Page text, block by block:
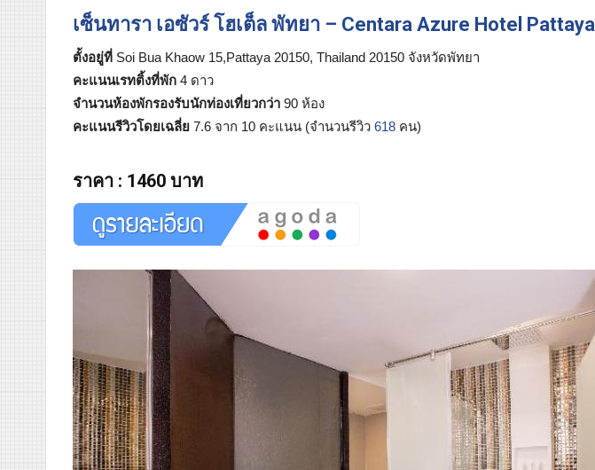
เซ็นทารา เอซัวร์ โฮเต็ล พัทยา – Centara Azure Hotel Pattaya
ตั้งอยู่ที่ Soi Bua Khaow 15,Pattaya 20150, Thailand 20150 จังหวัดพัทยา
คะแนนเรทติ้งที่พัก 4 ดาว
จำนวนห้องพักรองรับนักท่องเที่ยวกว่า 90 ห้อง
คะแนนรีวิวโดยเฉลี่ย 7.6 จาก 10 คะแนน (จำนวนรีวิว 618 คน)
ราคา : 1460 บาท